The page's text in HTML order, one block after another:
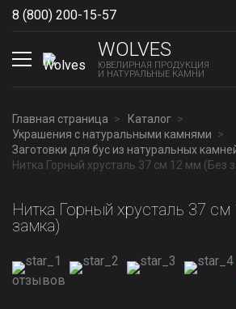
8 (800) 200-15-57
WOLVES
ЮВЕЛИРНАЯ ПРОДУКЦИЯ
И НАТУРАЛЬНЫЕ КАМНИ
Главная страница
Каталог
Украшения с натуральными камнями
Заготовки для бус из натуральных
Нитка Горный хрусталь 37 см 12 мм (Без
Нитка Горный хрусталь 37
замка)
отзывов